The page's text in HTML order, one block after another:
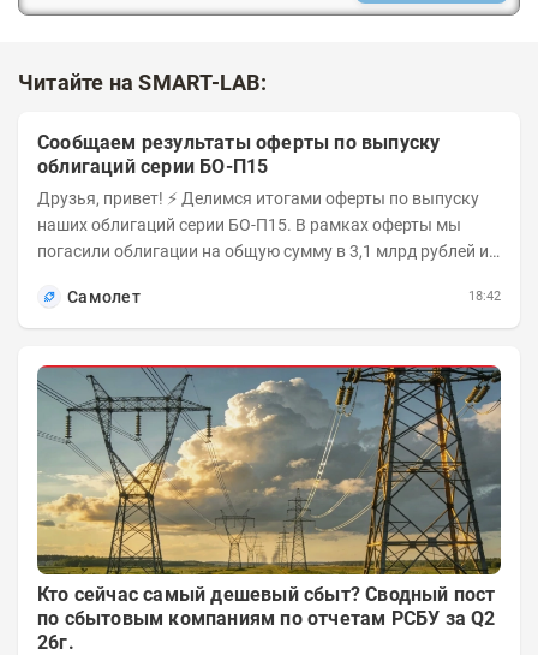
Читайте на SMART-LAB:
Сообщаем результаты оферты по выпуску
облигаций серии БО-П15
Друзья, привет! ⚡️ Делимся итогами оферты по выпуску
наших облигаций серии БО-П15. В рамках оферты мы
погасили облигации на общую сумму в 3,1 млрд рублей из
Самолет
18:42
Кто сейчас самый дешевый сбыт? Сводный пост
по сбытовым компаниям по отчетам РСБУ за Q2
26г.